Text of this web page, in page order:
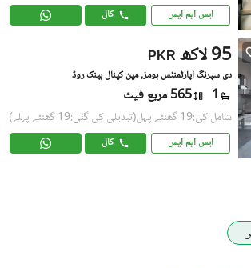
ایس ایم ایس کال
PKR 95 لاکھ
دی سپرنگ آپارٹمنٹس ہومز, مین کینال بینک روڈ
1 565 مربع فیٹ
شامل کی:19 گھنٹے پہل (تبدیلی کی گئی:19 گھنٹے پہلے)
ایس ایم ایس کال